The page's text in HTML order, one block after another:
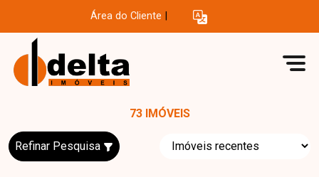
Área do Cliente
73 IMÓVEIS
Refinar Pesquisa